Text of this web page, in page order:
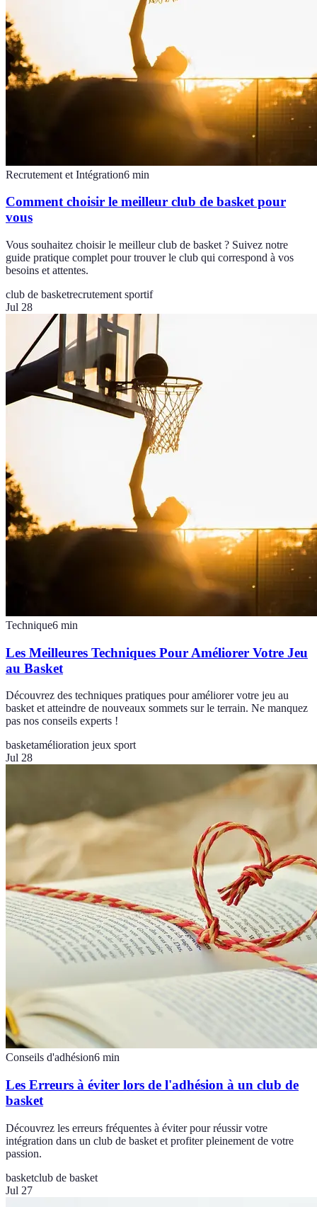
Recrutement et Intégration6 min
Comment choisir le meilleur club de basket pour
vous
Vous souhaitez choisir le meilleur club de basket ? Suivez notre
guide pratique complet pour trouver le club qui correspond à vos
besoins et attentes.
club de basketrecrutement sportif
Jul 28
Technique6 min
Les Meilleures Techniques Pour Améliorer Votre Jeu
au Basket
Découvrez des techniques pratiques pour améliorer votre jeu au
basket et atteindre de nouveaux sommets sur le terrain. Ne manquez
pas nos conseils experts !
basketamélioration jeux sport
Jul 28
Conseils d'adhésion6 min
Les Erreurs à éviter lors de l'adhésion à un club de
basket
Découvrez les erreurs fréquentes à éviter pour réussir votre
intégration dans un club de basket et profiter pleinement de votre
passion.
basketclub de basket
Jul 27